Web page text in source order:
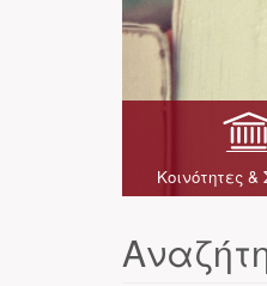
Κοινότητες